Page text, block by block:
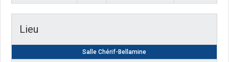
Lieu
Salle Chérif-Bellamine